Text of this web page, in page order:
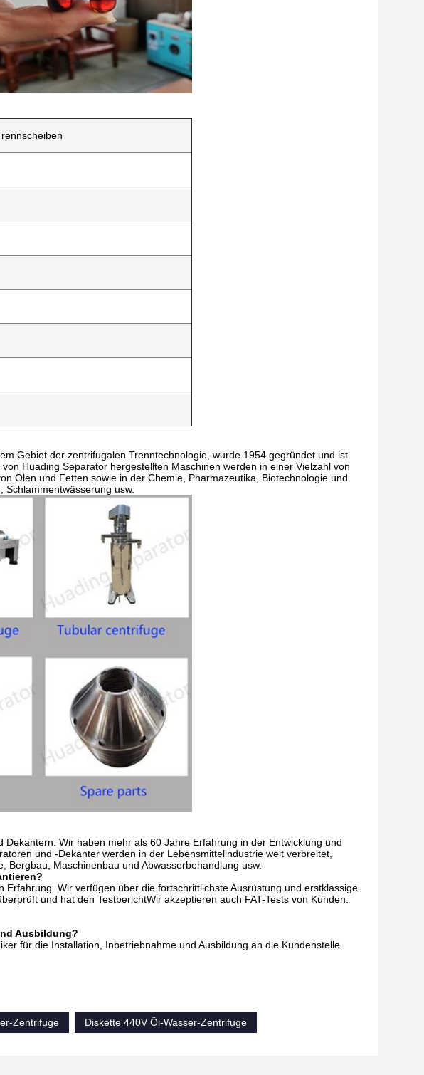
Gebiet der zentrifugalen Trenntechnologie, wurde 1954 gegründet und ist
Huading Separator hergestellten Maschinen werden in einer Vielzahl von
Ölen und Fetten sowie in der Chemie, Pharmazeutika, Biotechnologie und
Schlammentwässerung usw.
Wir haben mehr als 60 Jahre Erfahrung in der Entwicklung und
und -Dekanter werden in der Lebensmittelindustrie weit verbreitet,
Maschinenbau und Abwasserbehandlung usw.
Wir verfügen über die fortschrittlichste Ausrüstung und erstklassige
und hat den TestberichtWir akzeptieren auch FAT-Tests von Kunden.
Ausbildung?
für die Installation, Inbetriebnahme und Ausbildung an die Kundenstelle
Zentrifuge Diskette 440V Öl-Wasser-Zentrifuge